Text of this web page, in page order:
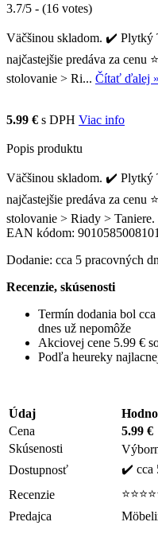
3.7/5 - (16 votes)
Väčšinou skladom. ✔️ Plytký
najčastejšie predáva za cenu
stolovanie > Ri... Čítať ďalej »
5.99 € s DPH Viac info
Popis produktu
Väčšinou skladom. ✔️ Plytký
najčastejšie predáva za cenu
stolovanie > Riady >
EAN kódom: 9010585008101
Dodanie: cca 5 pracovných
Recenzie, skúsenosti
Termín dodania bol
dnes už nepomôže
Akciovej cene 5.99 €
Podľa heureky
Údaj
Cena
5.99 €
Skúsenosti
Dostupnosť
✔️ cca
Recenzie
Predajca